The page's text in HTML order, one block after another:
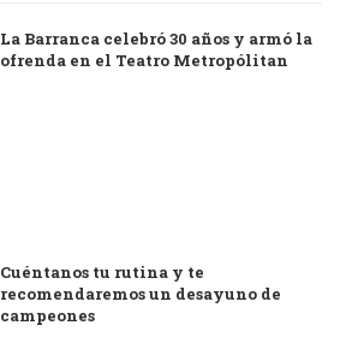
La Barranca celebró 30 años y armó la
ofrenda en el Teatro Metropólitan
Cuéntanos tu rutina y te
recomendaremos un desayuno de
campeones